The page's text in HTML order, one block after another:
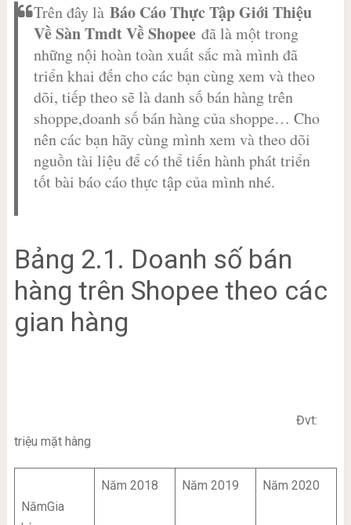
Trên đây là Báo Cáo Thực Tập Giới Thiệu
Về Sàn Tmdt Về Shopeeđã là một trong
những nội hoàn toàn xuất sắc mà mình đã
triển khai đến cho các bạn cùng xem và theo
dõi, tiếp theo sẽ là danh số bán hàng trên
shoppe,doanh số bán hàng của shoppe… Cho
nên các bạn hãy cùng mình xem và theo dõi
nguồn tài liệu để có thể tiến hành phát triển
tốt bài báo cáo thực tập của mình nhé.
Bảng 2.1. Doanh số bán
hàng trên Shopee theo các
gian hàng
Đvt:
triệu mặt hàng
NămGia
Năm 2018 Năm 2019 Năm 2020